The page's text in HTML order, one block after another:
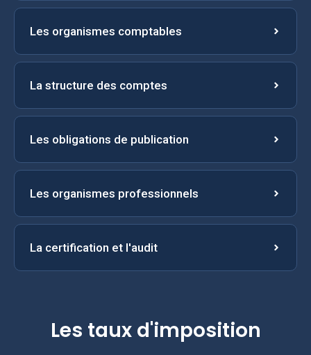
Les organismes comptables
La structure des comptes
Les obligations de publication
Les organismes professionnels
La certification et l'audit
Les taux d'imposition